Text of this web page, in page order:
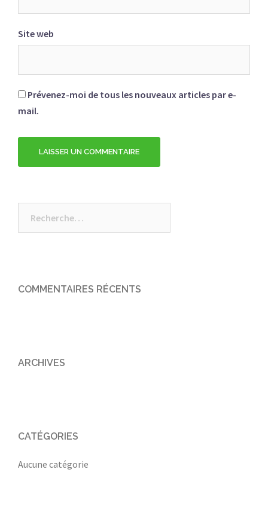
Site web
Prévenez-moi de tous les nouveaux articles par e-
mail.
COMMENTAIRES RÉCENTS
ARCHIVES
CATÉGORIES
Aucune catégorie